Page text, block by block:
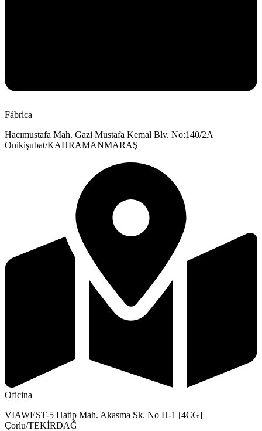
Fábrica
Hacımustafa Mah. Gazi Mustafa Kemal Blv. No:140/2A
Onikişubat/KAHRAMANMARAŞ
Oficina
VIAWEST-5 Hatip Mah. Akasma Sk. No H-1 [4CG]
Çorlu/TEKİRDAĞ